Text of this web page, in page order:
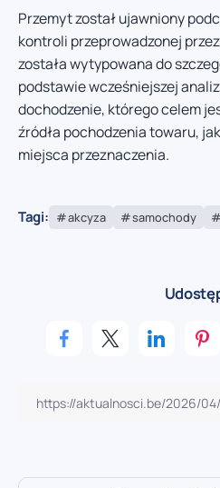
Przemyt został ujawniony
kontroli przeprowadzonej
została wytypowana do
podstawie wcześniejszej
dochodzenie, którego celem
źródła pochodzenia towaru,
miejsca przeznaczenia.
Tagi: akcyza samochody